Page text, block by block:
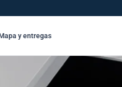
y entregas